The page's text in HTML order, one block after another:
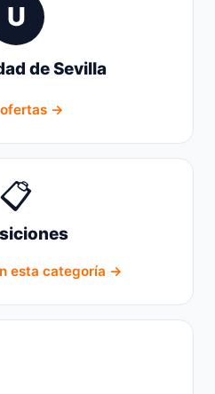
U
de Sevilla
→
📋
esta categoría →